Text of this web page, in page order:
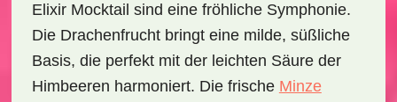
Elixir Mocktail sind eine fröhliche Symphonie.
Die Drachenfruchtbringt eine milde, süßliche
Basis, die perfekt mit der leichten Säure der
Himbeeren harmoniert. Die frische Minze